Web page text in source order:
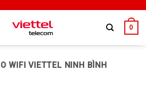
0
WIFI VIETTEL NINH BÌNH